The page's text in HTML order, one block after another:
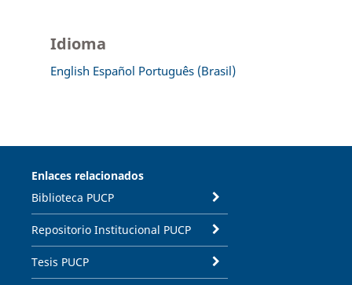
Idioma
English Español Português (Brasil)
Enlaces relacionados
Biblioteca PUCP
Repositorio Institucional PUCP
Tesis PUCP